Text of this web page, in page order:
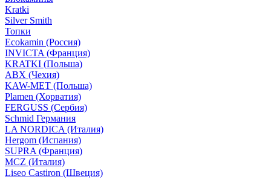
Kratki
Silver Smith
Топки
Ecokamin (Россия)
INVICTA (Франция)
KRATKI (Польша)
ABX (Чехия)
KAW-MET (Польша)
Plamen (Хорватия)
FERGUSS (Сербия)
Schmid Германия
LA NORDICA (Италия)
Hergom (Испания)
SUPRA (Франция)
MCZ (Италия)
Liseo Castiron (Швеция)